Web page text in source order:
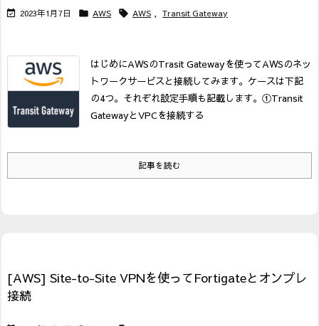
 2023年1月7日  AWS  AWS , Transit Gateway
はじめにAWSのTrasit Gatewayを使ってAWSのネッ
トワークサービスと接続してみます。 ケースは下記
の4つ。それぞれ設定手順も記載します。 ①Transit
GatewayとVPCを接続する
記事を読む
[AWS] Site-to-Site VPNを使ってFortigateとオンプレ
接続